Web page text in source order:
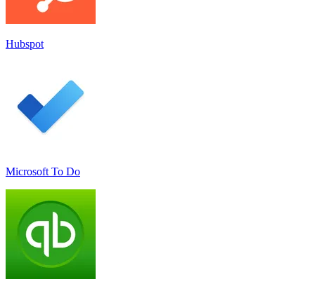
Hubspot
Microsoft To Do